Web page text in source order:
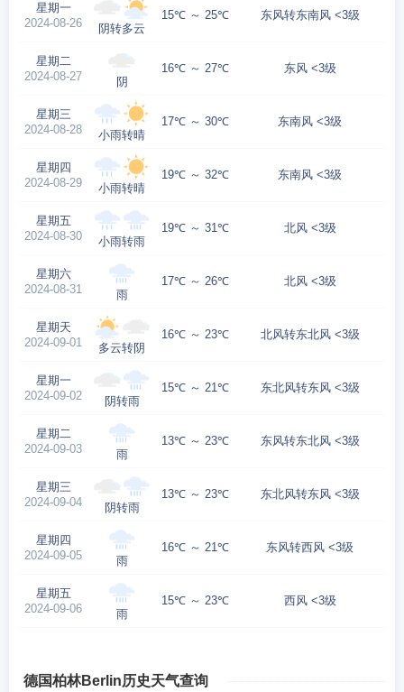
星期一
2024-08-26
阴转多云
15℃ ～ 25℃ 东风转东南风 <3级
星期二
2024-08-27
阴
16℃ ～ 27℃ 东风 <3级
星期三
2024-08-28
小雨转晴
17℃ ～ 30℃ 东南风 <3级
星期四
2024-08-29
小雨转晴
19℃ ～ 32℃ 东南风 <3级
星期五
2024-08-30
小雨转雨
19℃ ～ 31℃ 北风 <3级
星期六
2024-08-31
雨
17℃ ～ 26℃ 北风 <3级
星期天
2024-09-01
多云转阴
16℃ ～ 23℃ 北风转东北风 <3级
星期一
2024-09-02
阴转雨
15℃ ～ 21℃ 东北风转东风 <3级
星期二
2024-09-03
雨
13℃ ～ 23℃ 东风转东北风 <3级
星期三
2024-09-04
阴转雨
13℃ ～ 23℃ 东北风转东风 <3级
星期四
2024-09-05
雨
16℃ ～ 21℃ 东风转西风 <3级
星期五
2024-09-06
雨
15℃ ～ 23℃ 西风 <3级
德国柏林Berlin历史天气查询